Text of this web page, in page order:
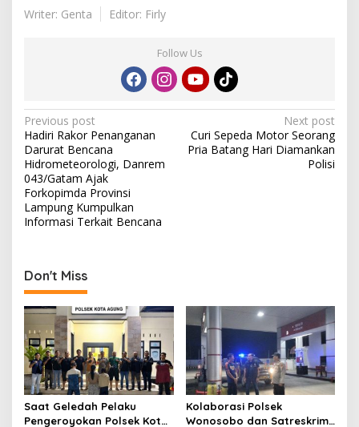
Writer: Genta Editor: Firly
Follow Us
P
o
s
t
n
i
g
a
t
i
o
n
Previous post
Hadiri Rakor Penanganan
Darurat Bencana
Hidrometeorologi, Danrem
043/Gatam Ajak
Forkopimda Provinsi
Lampung Kumpulkan
Informasi Terkait Bencana
Next post
Curi Sepeda Motor Seorang
Pria Batang Hari Diamankan
Polisi
Don't Miss
Saat Geledah Pelaku
Pengeroyokan Polsek Kota
Kolaborasi Polsek
Wonosobo dan Satreskrim